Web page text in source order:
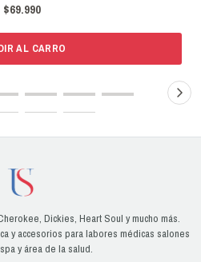
$69.990
AL CARRO
Dickies, Heart Soul y mucho más.
y accesorios para labores médicas salones
y área de la salud.